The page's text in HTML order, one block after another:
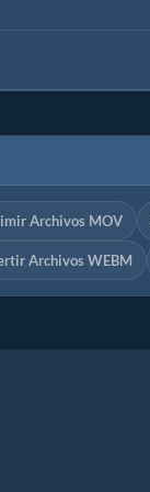
Archivos MOV
Archivos WEBM